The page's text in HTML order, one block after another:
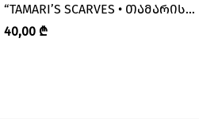
“TAMARI’S SCARVES • ᲗᲐᲛᲐᲠᲘᲡ
ᲨᲐᲠᲤᲔᲑᲘ”
40,00 ₾